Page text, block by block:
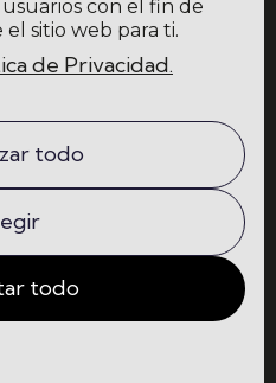
Contacto
con el fin de
sitio web para ti.
de Privacidad.
todo
todo